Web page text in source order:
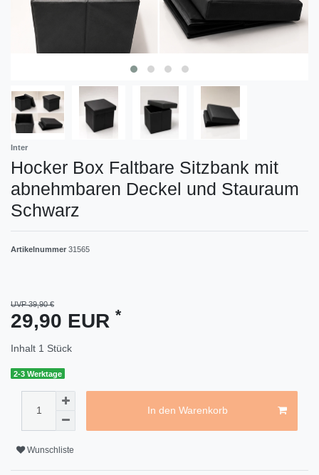
Inter
Hocker Box Faltbare Sitzbank mit
abnehmbaren Deckel und Stauraum
Schwarz
Artikelnummer 31565
UVP 39,90 €
29,90 EUR *
Inhalt 1 Stück
2-3 Werktage
In den Warenkorb
Wunschliste